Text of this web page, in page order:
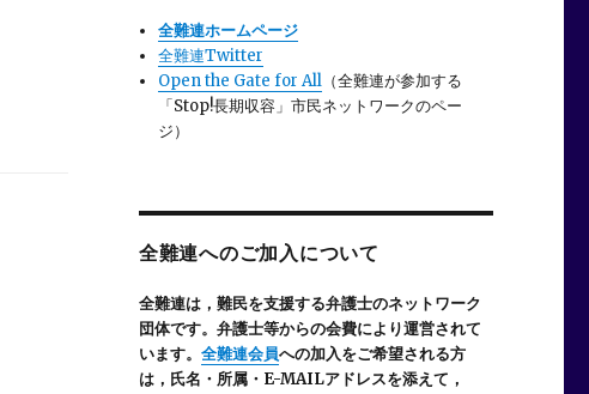
全難連ホームページ
全難連Twitter
Open the Gate for All （全難連が参加する
「Stop!長期収容」市民ネットワークのペー
ジ）
全難連へのご加入について
全難連は，難民を支援する弁護士のネットワーク
団体です。弁護士等からの会費により運営されて
います。 全難連会員への加入をご希望される方
は，氏名・所属・E-MAILアドレスを添えて，